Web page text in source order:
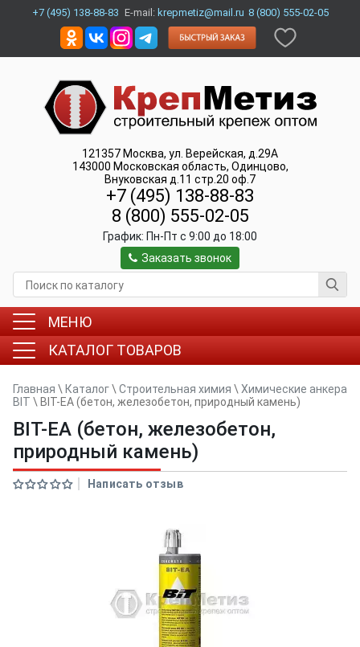
+7 (495) 138-88-83 E-mail: krepmetiz@mail.ru 8 (800) 555-02-05
121357 Москва, ул. Верейская, д.29А
143000 Московская область, Одинцово,
Внуковская д.11 стр.20 оф.7
+7 (495) 138-88-83
8 (800) 555-02-05
График: Пн-Пт c 9:00 до 18:00
Заказать звонок
МЕНЮ
КАТАЛОГ ТОВАРОВ
Главная \ Каталог\ Строительная химия \ Химические анкера
BIT \ BIT-EА (бетон, железобетон, природный камень)
BIT-EА (бетон, железобетон,
природный камень)
Написать отзыв